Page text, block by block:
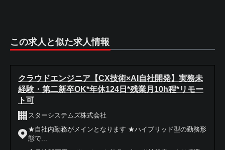
この求人と似た求人情報
クラウドエンジニア【CX技術×AI自社開発】実務未
経験・第二新卒OK*年休124日*残業月10h程*リモー
ト可
スターシステムズ株式会社
★自社内勤務がメインとなります ★ハイブリッド型の勤務形
態で...